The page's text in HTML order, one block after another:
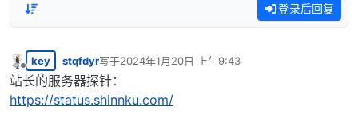
登录后回复
离线
key stqfdyr写于2024年1月20日 上午9:43
最后由 编辑
站长的服务器探针：
https://status.shinnku.com/